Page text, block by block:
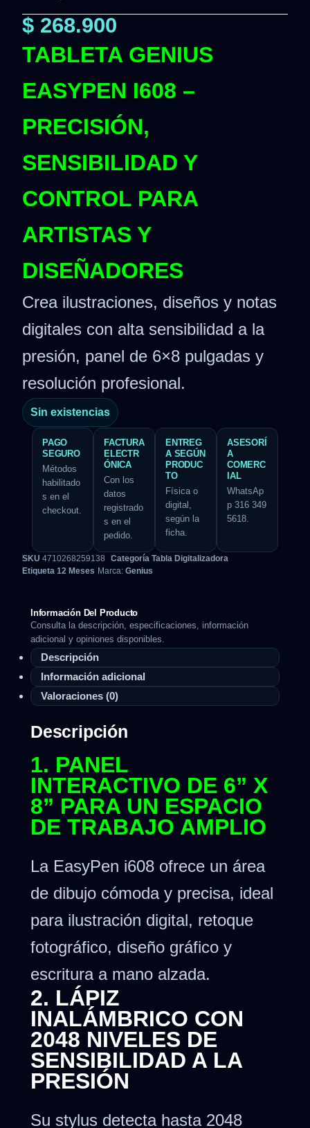
$ 268.900
TABLETA GENIUS
EASYPEN I608 –
PRECISIÓN,
SENSIBILIDAD Y
CONTROL PARA
ARTISTAS Y
DISEÑADORES
Crea ilustraciones, diseños y notas
digitales con alta sensibilidad a la
presión, panel de 6×8 pulgadas y
resolución profesional.
Sin existencias
PAGO
SEGURO
Métodos
habilitado
s en el
checkout.
FACTURA
ELECTR
ÓNICA
Con los
datos
registrado
s en el
pedido.
ENTREG
A SEGÚN
PRODUC
TO
Física o
digital,
según la
ficha.
ASESORÍ
A
COMERC
IAL
WhatsAp
p 316 349
5618.
SKU 4710268259138 Categoría Tabla Digitalizadora
Etiqueta 12 Meses Marca: Genius
Información Del Producto
Consulta la descripción, especificaciones, información
adicional y opiniones disponibles.
Descripción
Información adicional
Valoraciones (0)
Descripción
1. PANEL
INTERACTIVO DE 6” X
8” PARA UN ESPACIO
DE TRABAJO AMPLIO
La EasyPen i608 ofrece un área
de dibujo cómoda y precisa, ideal
para ilustración digital, retoque
fotográfico, diseño gráfico y
escritura a mano alzada.
2. LÁPIZ
INALÁMBRICO CON
2048 NIVELES DE
SENSIBILIDAD A LA
PRESIÓN
Su stylus detecta hasta 2048